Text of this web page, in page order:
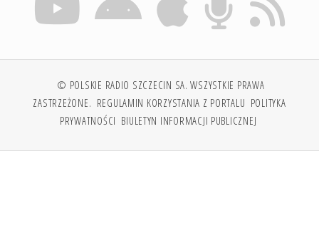
© POLSKIE RADIO SZCZECIN SA. WSZYSTKIE PRAWA
ZASTRZEŻONE. REGULAMIN KORZYSTANIA Z PORTALU POLITYKA
PRYWATNOŚCI BIULETYN INFORMACJI PUBLICZNEJ